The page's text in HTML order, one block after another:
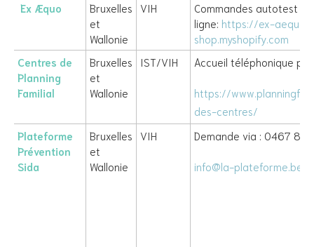
Ex Æquo
Bruxelles
et
Wallonie
VIH
Commandes autotest en
ligne: https://ex-aequo-
shop.myshopify.com
Centres de
Planning
Familial
Bruxelles
et
Wallonie
IST/VIH Accueil téléphonique
https://
des-centres/
Plateforme
Prévention
Sida
Bruxelles
et
Wallonie
VIH Demande via : 0467 80
info@la-plateforme.be